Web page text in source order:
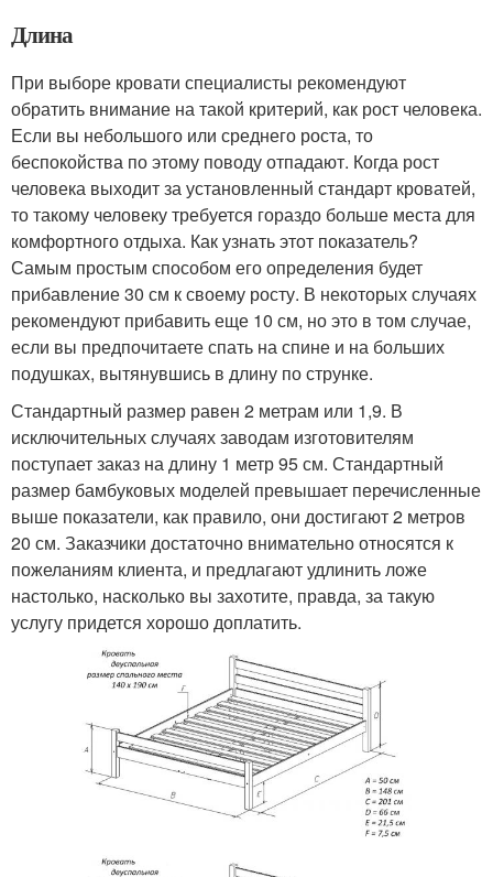
Длина
При выборе кровати специалисты рекомендуют
обратить внимание на такой критерий, как рост человека.
Если вы небольшого или среднего роста, то
беспокойства по этому поводу отпадают. Когда рост
человека выходит за установленный стандарт кроватей,
то такому человеку требуется гораздо больше места для
комфортного отдыха. Как узнать этот показатель?
Самым простым способом его определения будет
прибавление 30 см к своему росту. В некоторых случаях
рекомендуют прибавить еще 10 см, но это в том случае,
если вы предпочитаете спать на спине и на больших
подушках, вытянувшись в длину по струнке.
Стандартный размер равен 2 метрам или 1,9. В
исключительных случаях заводам изготовителям
поступает заказ на длину 1 метр 95 см. Стандартный
размер бамбуковых моделей превышает перечисленные
выше показатели, как правило, они достигают 2 метров
20 см. Заказчики достаточно внимательно относятся к
пожеланиям клиента, и предлагают удлинить ложе
настолько, насколько вы захотите, правда, за такую
услугу придется хорошо доплатить.